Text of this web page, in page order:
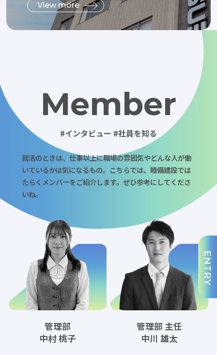
View more
Member
#インタビュー #社員を知る
就活のときは、仕事以上に職場の雰囲気やどんな人が働
いているかは気になるもの。こちらでは、睦備建設では
たらくメンバーをご紹介します。ぜひ参考にしてくださ
いね。
管理部
中村 桃子
管理部 主任
中川 雄太
ENTRY